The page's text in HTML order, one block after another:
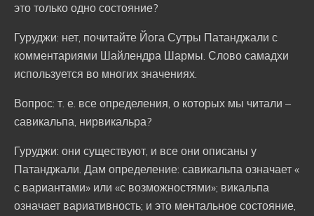
это только одно состояние?
Гуруджи: нет, почитайте Йога Сутры Патанджали с
комментариями Шайлендра Шармы. Слово самадхи
используется во многих значениях.
Вопрос: т. е. все определения, о которых мы читали –
савикальпа, нирвикальра?
Гуруджи: они существуют, и все они описаны у
Патанджали. Дам определение: савикальпа означает «
с вариантами» или «с возможностями»; викальпа
означает вариативность; и это ментальное состояние,